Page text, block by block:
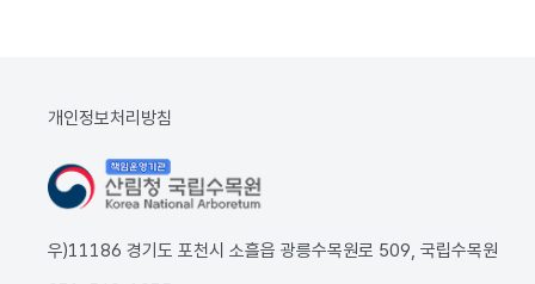
개인정보처리방침
우)11186 경기도 포천시 소흘읍 광릉수목원로 509, 국립수목원